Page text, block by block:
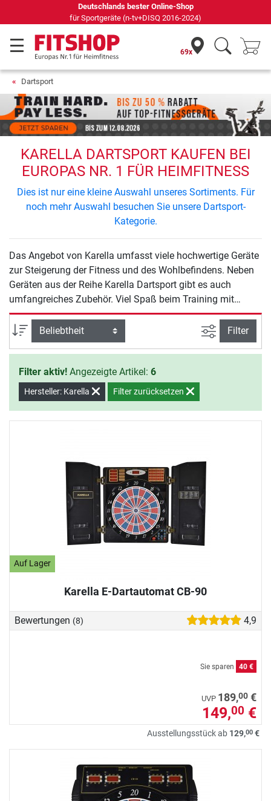
Deutschlands bester Online-Shop
für Sportgeräte (n-tv+DISQ 2016-2024)
69x
Dartsport
KARELLA DARTSPORT KAUFEN BEI
EUROPAS NR. 1 FÜR HEIMFITNESS
Dies ist nur eine kleine Auswahl unseres Sortiments. Für
noch mehr Auswahl besuchen Sie unsere Dartsport-
Kategorie.
Das Angebot von Karella umfasst viele hochwertige Geräte
zur Steigerung der Fitness und des Wohlbefindens. Neben
Geräten aus der Reihe Karella Dartsport gibt es auch
umfangreiches Zubehör. Viel Spaß beim Training mit
Karella.
Sortierung
Ansicht
Filter
Filter aktiv! Angezeigte Artikel: 6
Hersteller: Karella Filter zurücksetzen
Auf Lager
Karella E-Dartautomat CB-90
Bewertungen (8) 4,9
Sie sparen 40 €
UVP 189,00 €
149,00 €
Ausstellungsstück ab 129,00 €